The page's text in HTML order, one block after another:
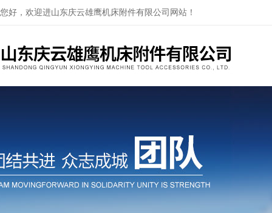
您好，欢迎进山东庆云雄鹰机床附件有限公司网站！